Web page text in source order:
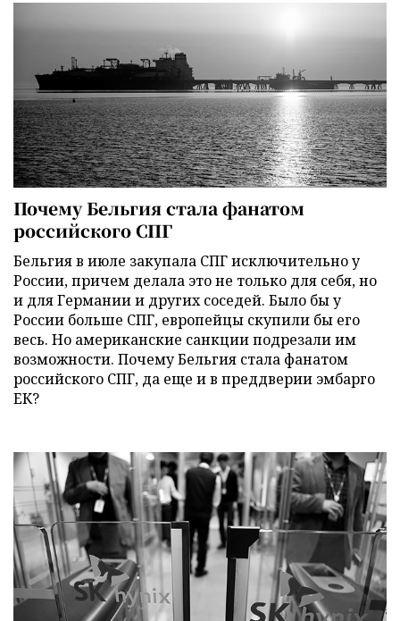
Почему Бельгия стала фанатом
российского СПГ
Бельгия в июле закупала СПГ исключительно у
России, причем делала это не только для себя, но
и для Германии и других соседей. Было бы у
России больше СПГ, европейцы скупили бы его
весь. Но американские санкции подрезали им
возможности. Почему Бельгия стала фанатом
российского СПГ, да еще и в преддверии эмбарго
ЕК?